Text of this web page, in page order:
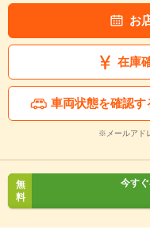
お
在庫
車両状態を確認す
※メールアド
無
料
今す